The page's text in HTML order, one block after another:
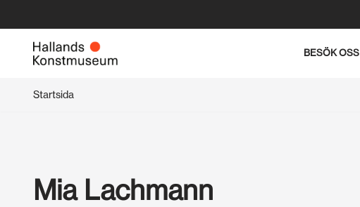
Hoppa
BESÖK OSS
Startsida
Mia Lachmann